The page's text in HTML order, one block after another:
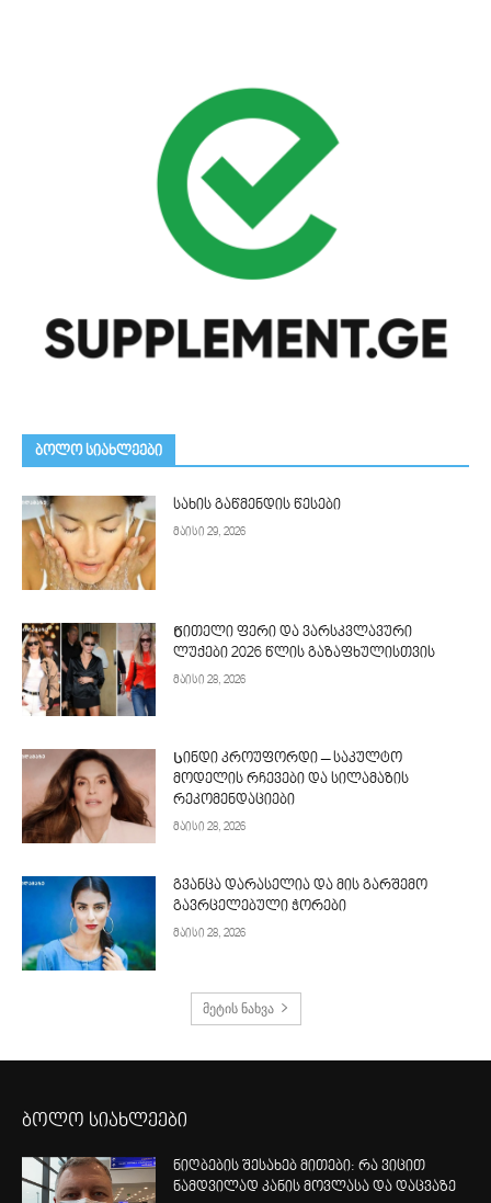
ᲑᲝᲚᲝ ᲡᲘᲐᲮᲚᲔᲔᲑᲘ
სახის გაწმენდის წესები
მაისი 29, 2026
Წითელი ფერი და ვარსკვლავური
ლუქები 2026 წლის გაზაფხულისთვის
მაისი 28, 2026
Სინდი კროუფორდი – საკულტო
მოდელის რჩევები და სილამაზის
რეკომენდაციები
მაისი 28, 2026
გვანცა დარასელია და მის გარშემო
გავრცელებული ჭორები
მაისი 28, 2026
მეტის ნახვა
ბოლო სიახლეები
ნიღბების შესახებ მითები: რა ვიცით
ნამდვილად კანის მოვლასა და დაცვაზე